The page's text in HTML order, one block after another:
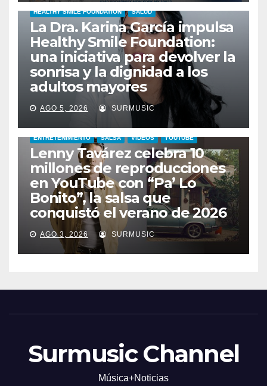
HEALTHY SMILE FOUNDATION SALUD
La Dra. Karina García impulsa
Healthy Smile Foundation:
una iniciativa para devolver la
sonrisa y la dignidad a los
adultos mayores
AGO 5, 2026 SURMUSIC
ENTRETENIMIENTO SALSA VIDEOS YOUTUBE
Lenny Tavárez celebra 10
millones de reproducciones
en YouTube con “Pa’ Lo
Bonito”, la salsa que
conquistó el verano de 2026
AGO 3, 2026 SURMUSIC
Surmusic Channel
Música+Noticias